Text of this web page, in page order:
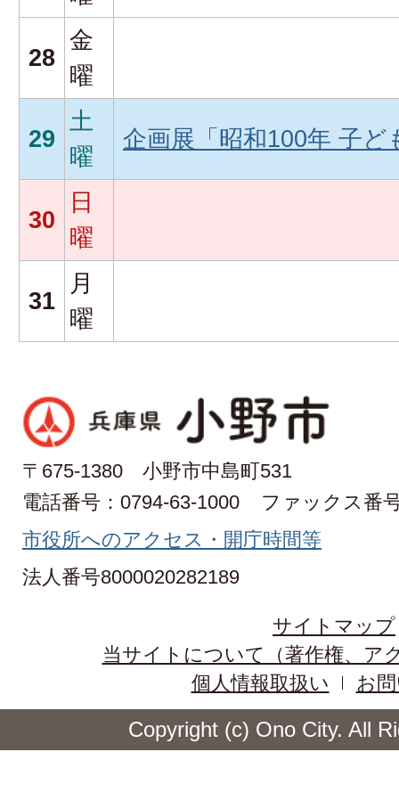
28
金
曜
29
土
曜
企画展「昭和100年 子
30
日
曜
31
月
曜
〒675-1380 小野市中島町531
電話番号：0794-63-1000
ファックス番
市役所へのアクセス・開庁時間等
法人番号8000020282189
サイトマップ
当サイトについて（著作権、ア
個人情報取扱い
お
Copyright (c) Ono City. All